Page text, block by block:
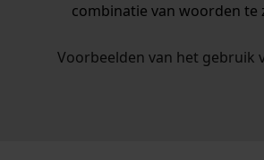
combinatie van woorden te
Voorbeelden van het gebruik